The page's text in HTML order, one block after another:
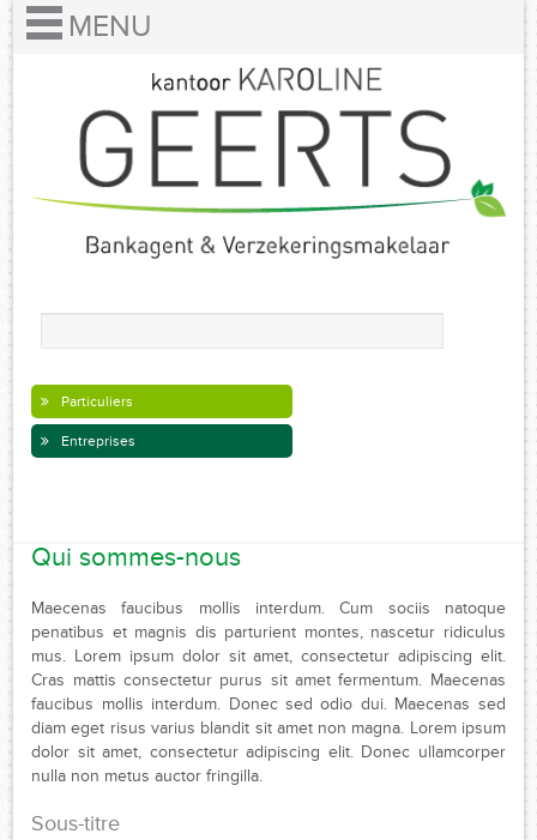
Particuliers
Entreprises
Qui sommes-nous
Maecenas faucibus mollis interdum. Cum sociis natoque
penatibus et magnis dis parturient montes, nascetur ridiculus
mus. Lorem ipsum dolor sit amet, consectetur adipiscing elit.
Cras mattis consectetur purus sit amet fermentum. Maecenas
faucibus mollis interdum. Donec sed odio dui. Maecenas sed
diam eget risus varius blandit sit amet non magna. Lorem ipsum
dolor sit amet, consectetur adipiscing elit. Donec ullamcorper
nulla non metus auctor fringilla.
Sous-titre